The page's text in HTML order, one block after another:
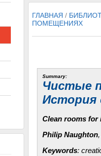
ГЛАВНАЯ /
ПОМЕЩЕНИЯХ
Summary:
Чистые
История
Clean rooms for
Philip Naughton
Keywords: